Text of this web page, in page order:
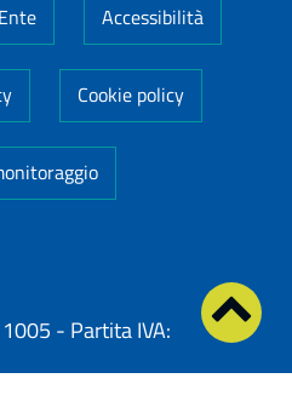
Accessibilità
Cookie policy
- Partita IVA: